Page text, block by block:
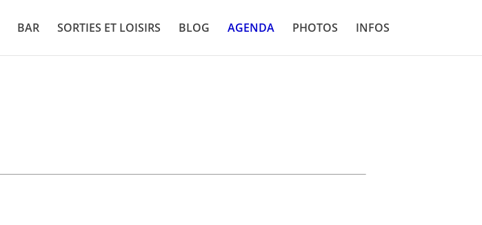
BAR SORTIES ET LOISIRS BLOG AGENDA PHOTOS INFOS